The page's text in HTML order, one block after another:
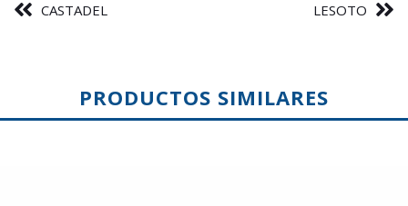
CASTADEL LESOTO
PRODUCTOS SIMILARES